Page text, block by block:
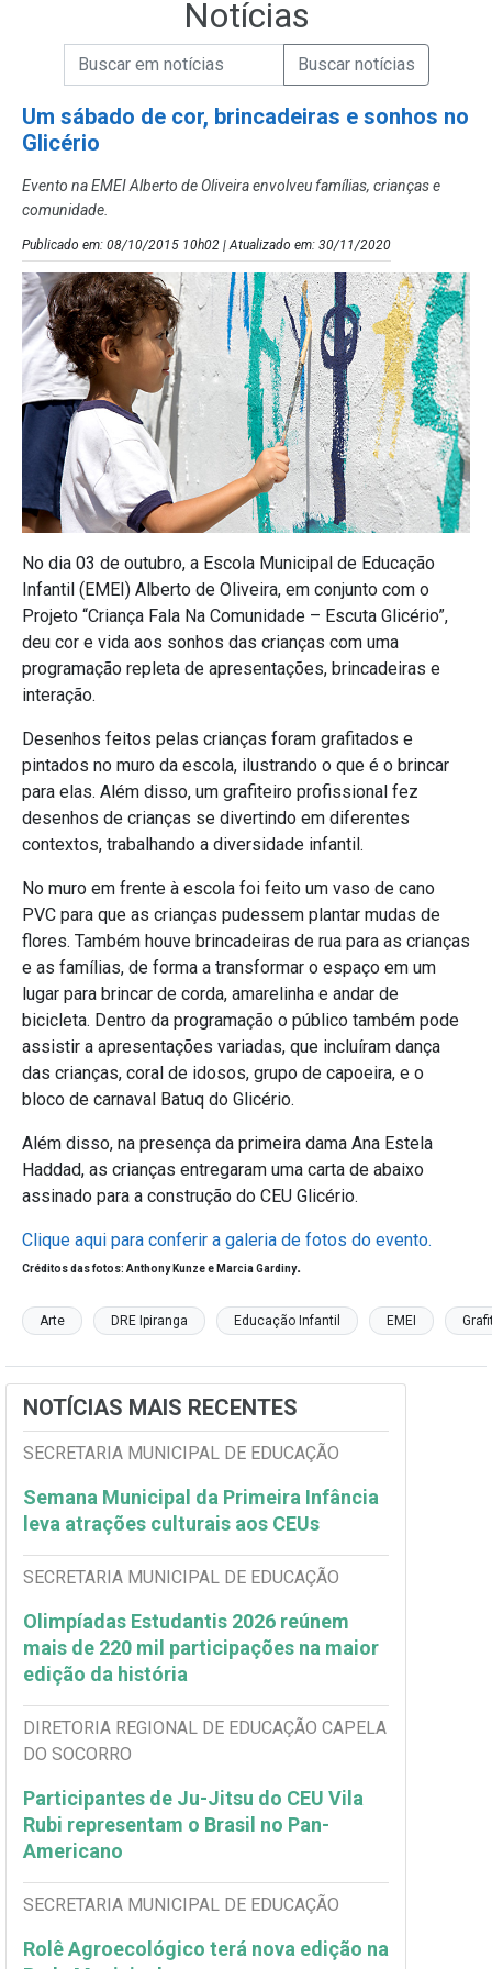
Notícias
Campo de Busca de Notícias
Campo de Busca de informaçõesEnviar a Busca de Notícias
Um sábado de cor, brincadeiras e sonhos no
Glicério
Evento na EMEI Alberto de Oliveira envolveu famílias, crianças e
comunidade.
Publicado em: 08/10/2015 10h02 | Atualizado em: 30/11/2020
No dia 03 de outubro, a Escola Municipal de Educação
Infantil (EMEI) Alberto de Oliveira, em conjunto com o
Projeto “Criança Fala Na Comunidade – Escuta Glicério”,
deu cor e vida aos sonhos das crianças com uma
programação repleta de apresentações, brincadeiras e
interação.
Desenhos feitos pelas crianças foram grafitados e
pintados no muro da escola, ilustrando o que é o brincar
para elas. Além disso, um grafiteiro profissional fez
desenhos de crianças se divertindo em diferentes
contextos, trabalhando a diversidade infantil.
No muro em frente à escola foi feito um vaso de cano
PVC para que as crianças pudessem plantar mudas de
flores. Também houve brincadeiras de rua para as crianças
e as famílias, de forma a transformar o espaço em um
lugar para brincar de corda, amarelinha e andar de
bicicleta. Dentro da programação o público também pode
assistir a apresentações variadas, que incluíram dança
das crianças, coral de idosos, grupo de capoeira, e o
bloco de carnaval Batuq do Glicério.
Além disso, na presença da primeira dama Ana Estela
Haddad, as crianças entregaram uma carta de abaixo
assinado para a construção do CEU Glicério.
Clique aqui para conferir a galeria de fotos do evento.
Créditos das fotos: Anthony Kunze e Marcia Gardiny.
Arte DRE Ipiranga Educação Infantil EMEI
NOTÍCIAS MAIS RECENTES
SECRETARIA MUNICIPAL DE EDUCAÇÃO
Semana Municipal da Primeira Infância
leva atrações culturais aos CEUs
SECRETARIA MUNICIPAL DE EDUCAÇÃO
Olimpíadas Estudantis 2026 reúnem
mais de 220 mil participações na maior
edição da história
DIRETORIA REGIONAL DE EDUCAÇÃO CAPELA
DO SOCORRO
Participantes de Ju-Jitsu do CEU Vila
Rubi representam o Brasil no Pan-
Americano
SECRETARIA MUNICIPAL DE EDUCAÇÃO
Rolê Agroecológico terá nova edição na